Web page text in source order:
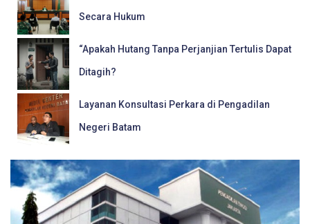
Secara Hukum
“Apakah Hutang Tanpa Perjanjian Tertulis Dapat
Ditagih?
Layanan Konsultasi Perkara di Pengadilan
Negeri Batam